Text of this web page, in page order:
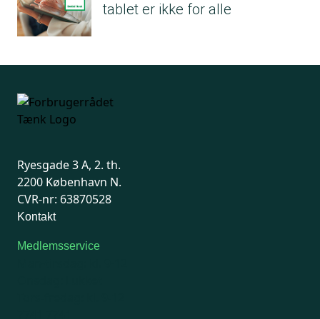
tablet er ikke for alle
Ryesgade 3 A, 2. th.
2200 København N.
CVR-nr: 63870528
Kontakt
Medlemsservice